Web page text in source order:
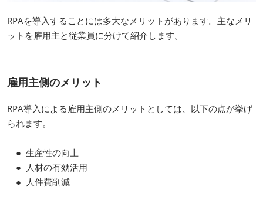
RPAを導入することには多大なメリットがあります。主なメリ
ットを雇用主と従業員に分けて紹介します。
雇用主側のメリット
RPA導入による雇用主側のメリットとしては、以下の点が挙げ
られます。
● 生産性の向上
● 人材の有効活用
● 人件費削減